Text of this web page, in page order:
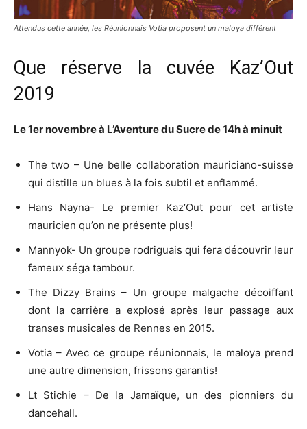
Attendus cette année, les Réunionnais Votia proposent un maloya différent
Que réserve la cuvée Kaz’Out
2019
Le 1er novembre à L’Aventure du Sucre de 14h à minuit
The two – Une belle collaboration mauriciano-suisse
qui distille un blues à la fois subtil et enflammé.
Hans Nayna- Le premier Kaz’Out pour cet artiste
mauricien qu’on ne présente plus!
Mannyok- Un groupe rodriguais qui fera découvrir leur
fameux séga tambour.
The Dizzy Brains – Un groupe malgache décoiffant
dont la carrière a explosé après leur passage aux
transes musicales de Rennes en 2015.
Votia – Avec ce groupe réunionnais, le maloya prend
une autre dimension, frissons garantis!
Lt Stichie – De la Jamaïque, un des pionniers du
dancehall.